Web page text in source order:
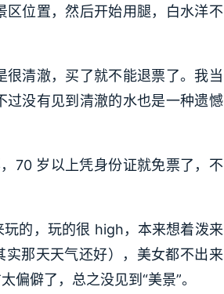
位置，然后开始用腿，白水洋不
清澈，买了就不能退票了。我当
过没有见到清澈的水也是一种遗憾
70 岁以上凭身份证就免票了，不
的，玩的很 high，本来想着泼来
实那天天气还好），美女都不出来
偏僻了，总之没见到“美景”。